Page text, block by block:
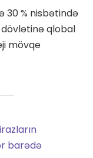
30 % nisbətində
qlobal
mövqe
barədə